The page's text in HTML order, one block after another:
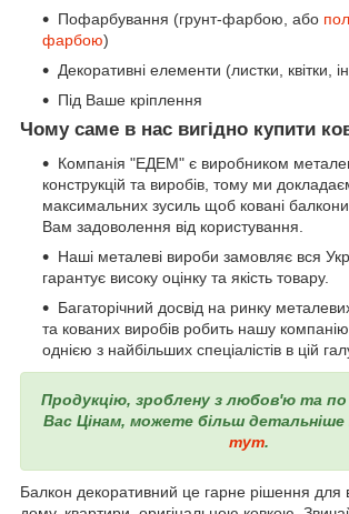
Пофарбування (грунт-фарбою, або
фарбою)
Декоративні елементи (листки, квітки,
Під Ваше кріплення
Чому саме в нас вигідно купити
Компанія "ЕДЕМ" є виробником
конструкцій та виробів, тому ми
максимальних зусиль щоб ковані
Вам задоволення від користування.
Наші металеві вироби замовляє вся
гарантує високу оцінку та якість товару.
Багаторічний досвід на ринку
та кованих виробів робить нашу
однією з найбільших спеціалістів в цій
Продукцію, зроблену з любов'ю та по
Вас Цінам, можете більш
тут.
Балкон декоративний це гарне рішення для